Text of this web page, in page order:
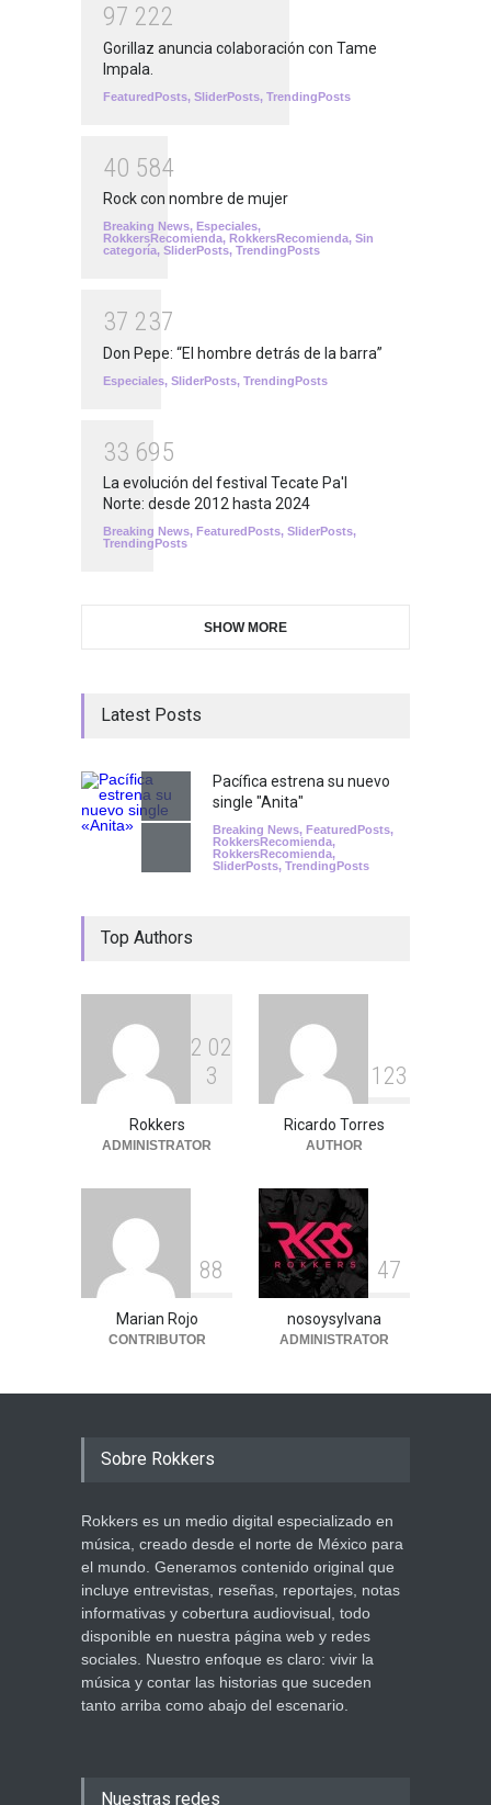
97 222
Gorillaz anuncia colaboración con Tame
Impala.
FeaturedPosts, SliderPosts, TrendingPosts
40 584
Rock con nombre de mujer
Breaking News, Especiales,
RokkersRecomienda, RokkersRecomienda, Sin
categoría, SliderPosts, TrendingPosts
37 237
Don Pepe: “El hombre detrás de la barra”
Especiales, SliderPosts, TrendingPosts
33 695
La evolución del festival Tecate Pa'l
Norte: desde 2012 hasta 2024
Breaking News, FeaturedPosts, SliderPosts,
TrendingPosts
SHOW MORE
Latest Posts
Pacífica estrena su nuevo
single "Anita"
Breaking News, FeaturedPosts,
RokkersRecomienda,
RokkersRecomienda,
SliderPosts, TrendingPosts
Top Authors
2 02
3
Rokkers
ADMINISTRATOR
1 23
Ricardo Torres
AUTHOR
88
Marian Rojo
CONTRIBUTOR
47
nosoysylvana
ADMINISTRATOR
Sobre Rokkers
Rokkers es un medio digital especializado en
música, creado desde el norte de México para
el mundo. Generamos contenido original que
incluye entrevistas, reseñas, reportajes, notas
informativas y cobertura audiovisual, todo
disponible en nuestra página web y redes
sociales. Nuestro enfoque es claro: vivir la
música y contar las historias que suceden
tanto arriba como abajo del escenario.
Nuestras redes